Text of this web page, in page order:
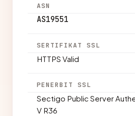
ASN
AS19551
SERTIFIKAT SSL
HTTPS Valid
PENERBIT SSL
Sectigo Public Server
V R36